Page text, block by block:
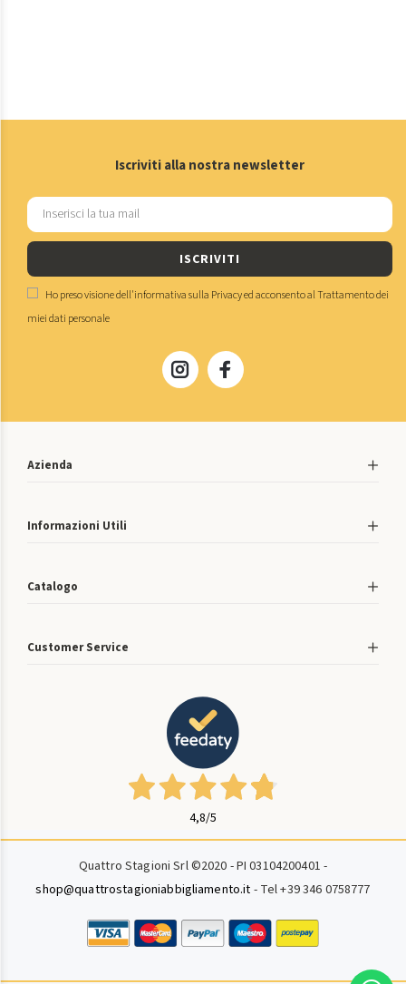
Iscriviti alla nostra newsletter
ISCRIVITI
Ho preso visione dell'informativa sulla Privacyed acconsento alTrattamento dei
miei dati personale
Azienda
Informazioni Utili
Catalogo
Customer Service
4,8/5
Quattro Stagioni Srl ©2020 - PI 03104200401 -
shop@quattrostagioniabbigliamento.it - Tel +39 346 0758777